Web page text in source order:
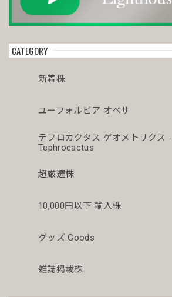
CATEGORY
新着株
ユーフォルビア オベサ
テフロカクタス ゲオメトリクス -
Tephrocactus
超厳選株
10,000円以下 輸入株
グッズ Goods
雑誌掲載株